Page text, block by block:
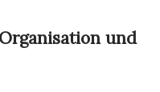
und